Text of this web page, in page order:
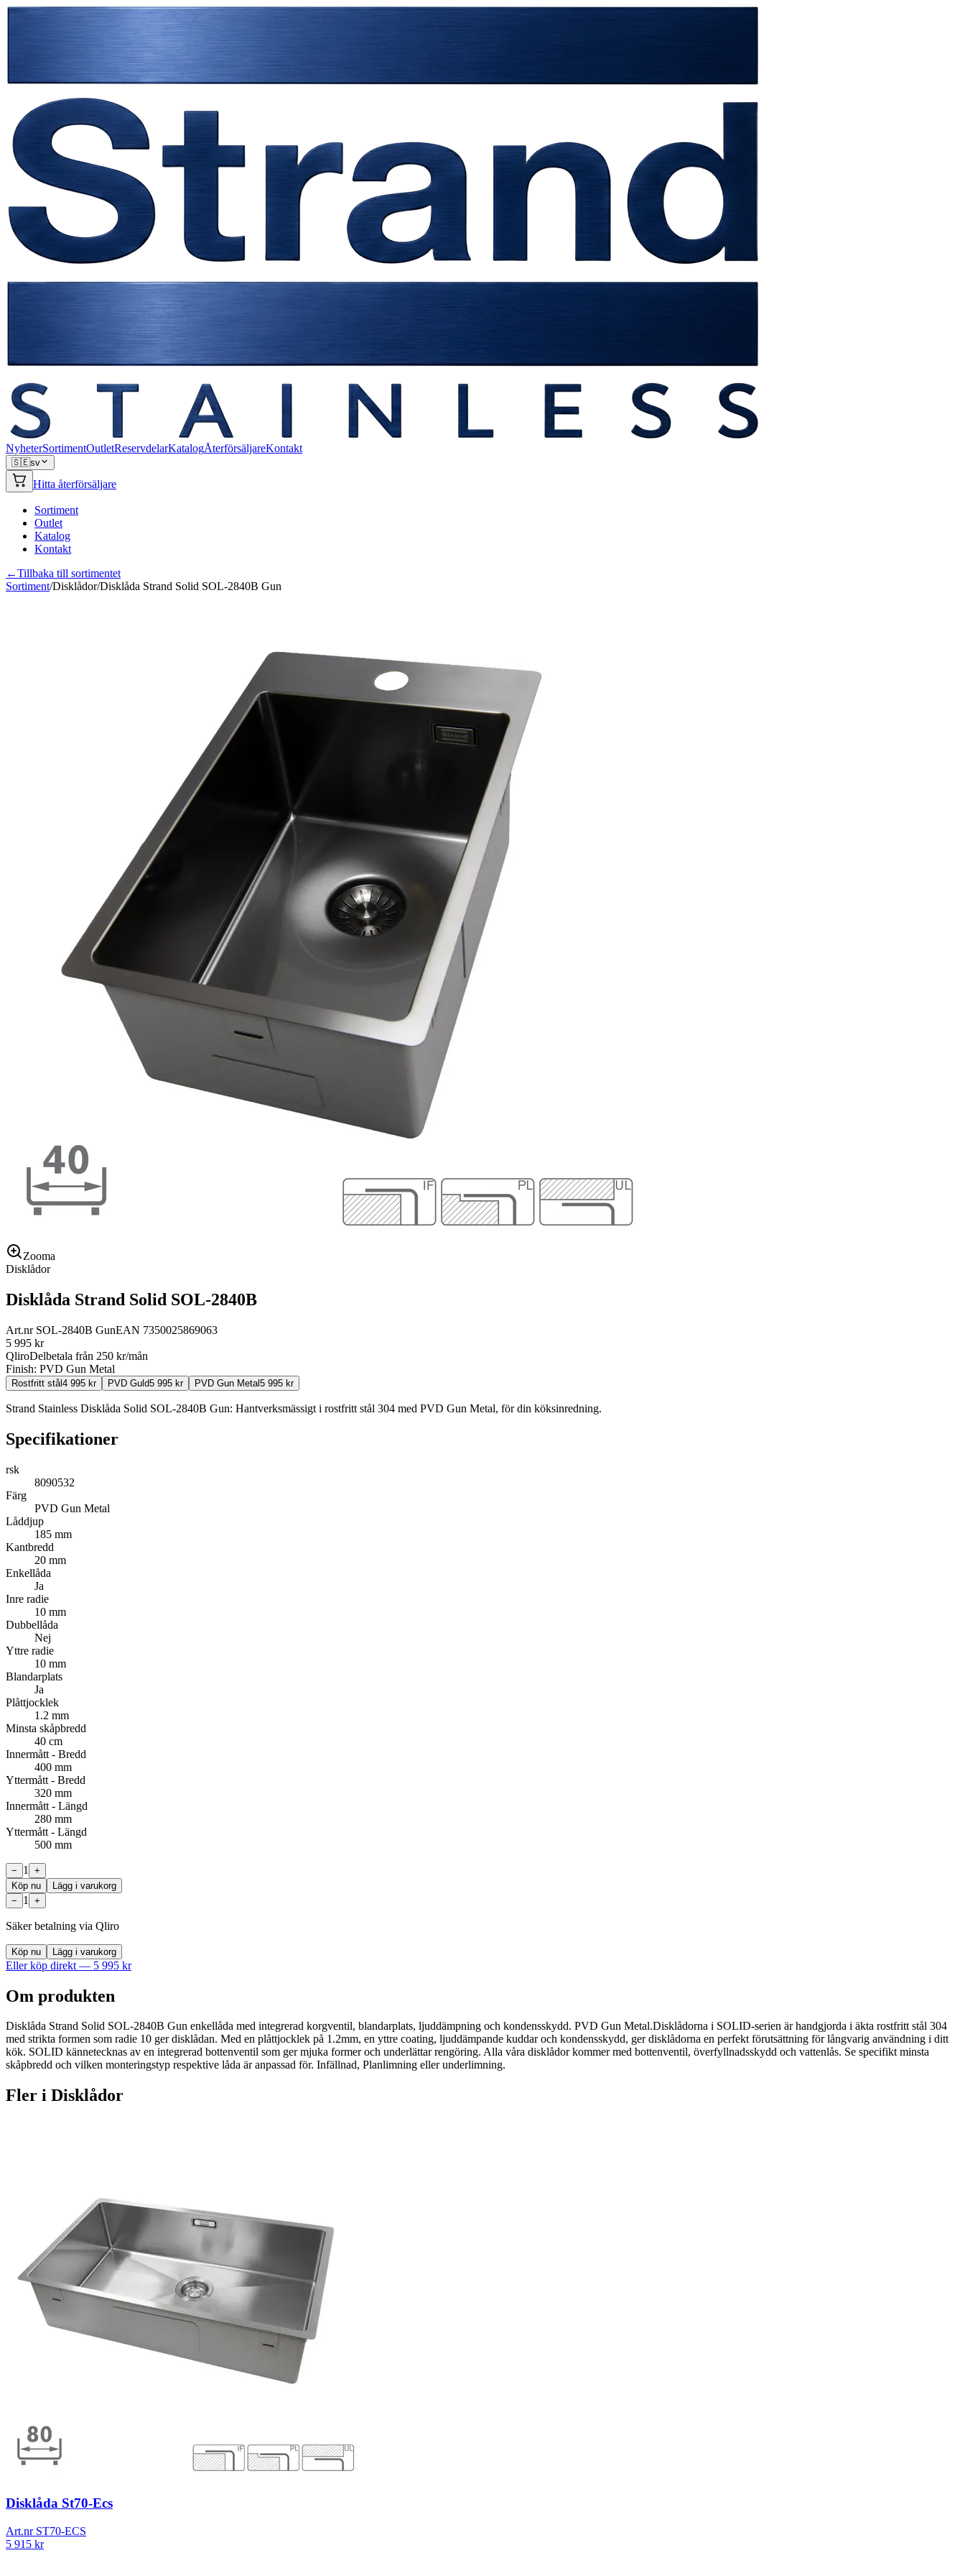
NyheterSortimentOutletReservdelarKatalogÅterförsäljareKontakt
🇸🇪sv
Hitta återförsäljare
Sortiment
Outlet
Katalog
Kontakt
←Tillbaka till sortimentet
Sortiment/Disklådor/Disklåda Strand Solid SOL-2840B Gun
Zooma
Disklådor
Disklåda Strand Solid SOL-2840B
Art.nr SOL-2840B GunEAN 7350025869063
5 995 kr
QliroDelbetala från 250 kr/mån
Finish: PVD Gun Metal
Rostfritt stål 4 995 kr PVD Guld5 995 kr PVD Gun Metal 5 995 kr
Strand Stainless Disklåda Solid SOL-2840B Gun: Hantverksmässigt i rostfritt stål 304 med PVD Gun Metal, för din köksinredning.
Specifikationer
rsk
8090532
Färg
PVD Gun Metal
Låddjup
185 mm
Kantbredd
20 mm
Enkellåda
Ja
Inre radie
10 mm
Dubbellåda
Nej
Yttre radie
10 mm
Blandarplats
Ja
Plåttjocklek
1.2 mm
Minsta skåpbredd
40 cm
Innermått - Bredd
400 mm
Yttermått - Bredd
320 mm
Innermått - Längd
280 mm
Yttermått - Längd
500 mm
− 1
+
Köp nu
Lägg i varukorg
−
1 +
Säker betalning via Qliro
Köp nu Lägg i varukorg
Eller köp direkt — 5 995 kr
Om produkten
Disklåda Strand Solid SOL-2840B Gun enkellåda med integrerad korgventil, blandarplats, ljuddämpning och kondensskydd. PVD Gun Metal.Disklådorna i SOLID-serien är handgjorda i äkta rostfritt stål 304
med strikta formen som radie 10 ger disklådan. Med en plåttjocklek på 1.2mm, en yttre coating, ljuddämpande kuddar och kondensskydd, ger disklådorna en perfekt förutsättning för långvarig användning i ditt
kök. SOLID kännetecknas av en integrerad bottenventil som ger mjuka former och underlättar rengöring. Alla våra disklådor kommer med bottenventil, överfyllnadsskydd och vattenlås. Se specifikt minsta
skåpbredd och vilken monteringstyp respektive låda är anpassad för. Infällnad, Planlimning eller underlimning.
Fler i Disklådor
Disklåda St70-Ecs
Art.nr ST70-ECS
5 915 kr